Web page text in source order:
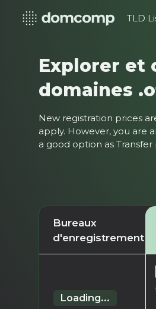
TLD
Explorer et
domaines
New registration prices
apply. However, you are
a good option as
Bureaux
d'enregistrement
Loading...